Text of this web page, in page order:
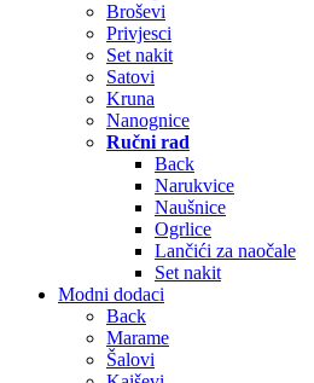
Broševi
Privjesci
Set nakit
Satovi
Kruna
Nanognice
Ručni rad
Back
Narukvice
Naušnice
Ogrlice
Lančići za naočale
Set nakit
Modni dodaci
Back
Marame
Šalovi